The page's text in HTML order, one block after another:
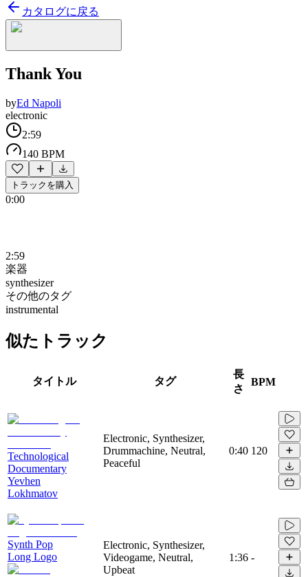
カタログに戻る
Thank You
byEd Napoli
electronic
2:59
140 BPM
トラックを購入
0:00
2:59
楽器
synthesizer
その他のタグ
instrumental
似たトラック
タイトル タグ
長
さ
BPM
Technological
Documentary
Yevhen
Lokhmatov
Electronic, Synthesizer,
Drummachine, Neutral,
Peaceful
0:40 120
Synth Pop
Long Logo
Electronic, Synthesizer,
Videogame, Neutral,
Upbeat
1:36 -